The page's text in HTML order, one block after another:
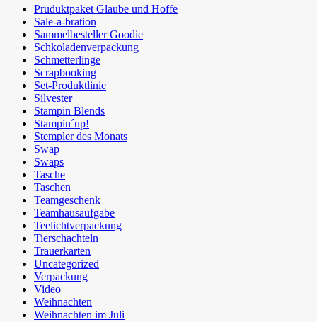
Pruduktpaket Glaube und Hoffe
Sale-a-bration
Sammelbesteller Goodie
Schkoladenverpackung
Schmetterlinge
Scrapbooking
Set-Produktlinie
Silvester
Stampin Blends
Stampin´up!
Stempler des Monats
Swap
Swaps
Tasche
Taschen
Teamgeschenk
Teamhausaufgabe
Teelichtverpackung
Tierschachteln
Trauerkarten
Uncategorized
Verpackung
Video
Weihnachten
Weihnachten im Juli